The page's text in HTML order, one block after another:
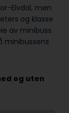
Elvdal, men
og klasse
av minibuss
minibussens
og uten